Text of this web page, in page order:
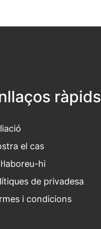
ràpids
el cas
hi
de privadesa
i condicions